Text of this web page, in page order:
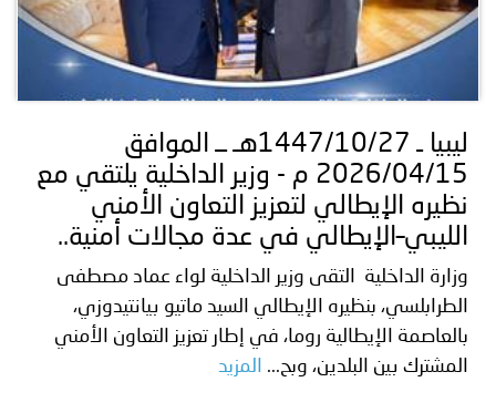
ليبيا ـ 1447/10/27هـ ــ الموافق
2026/04/15 م - وزير الداخلية يلتقي مع
نظيره الإيطالي لتعزيز التعاون الأمني
الليبي–الإيطالي في عدة مجالات أمنية..
وزارة الداخلية التقى وزير الداخلية لواء عماد مصطفى
الطرابلسي، بنظيره الإيطالي السيد ماتيو بيانتيدوزي،
بالعاصمة الإيطالية روما، في إطار تعزيز التعاون الأمني
المشترك بين البلدين، وبح...
المزيد